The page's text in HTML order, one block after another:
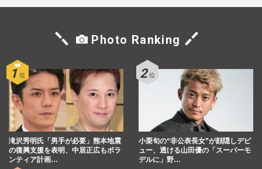
Photo Ranking
滝沢秀明氏「男手が必要」熊本地震
の復興支援を表明、中居正広もボラ
ンティア計画…
小栗旬の“非公表長女”が顔隠しデビ
ュー、透ける山田優の「スーパーモ
デルに」野…